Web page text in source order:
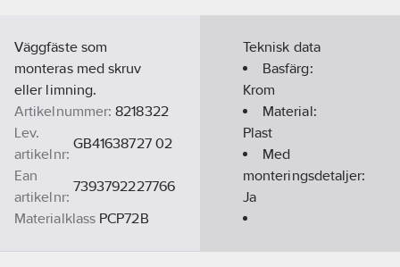
Väggfäste som
monteras med skruv
eller limning.
Artikelnummer: 8218322
Lev.
artikelnr:
GB41638727 02
Ean
artikelnr:
7393792227766
Materialklass PCP72B
Teknisk data
Basfärg:
Krom
Material:
Plast
Med
monteringsdetaljer:
Ja